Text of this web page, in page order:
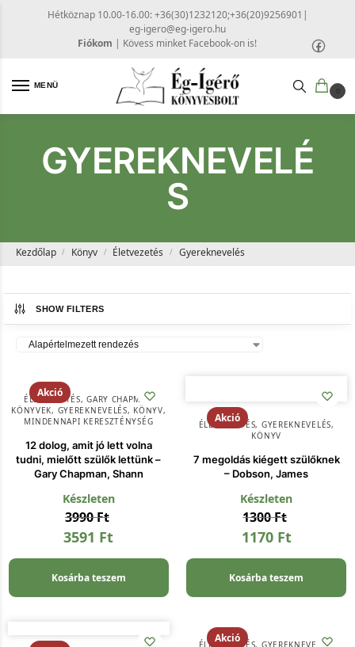
Hétköznap 10.00-16.00: +36(30)1232120;+36(20)9256901 |
eg-igero@eg-igero.hu
Fiókom | Kövess minket Facebook-on is!
MENÜ
0
GYEREKNEVELÉ
S
Kezdőlap / Könyv / Életvezetés / Gyereknevelés
SHOW FILTERS
Akció
ÉLETVEZETÉS,GARY CHAPMAN
KÖNYVEK, GYEREKNEVELÉS, KÖNYV,
MINDENNAPI KERESZTÉNYSÉG
12 dolog, amit jó lett volna
tudni, mielőtt szülők lettünk –
Gary Chapman, Shann
Készleten
3990Ft
3591 Ft
Kosárba teszem
Akció
ÉLETVEZETÉS, GYEREKNEVELÉS,
KÖNYV
7 megoldás kiégett szülőknek
– Dobson, James
Készleten
1300Ft
1170 Ft
Kosárba teszem
Akció
ÉLETVEZETÉS, GYEREKNEVELÉS,